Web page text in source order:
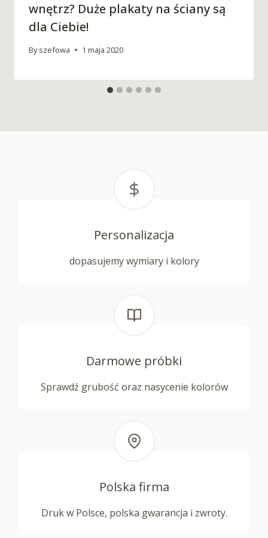
wnętrz? Duże plakaty na ściany są
dla Ciebie!
By szefowa 1 maja 2020
Personalizacja
dopasujemy wymiary i kolory
Darmowe próbki
Sprawdź grubość oraz nasycenie kolorów
Polska firma
Druk w Polsce, polska gwarancja i zwroty.